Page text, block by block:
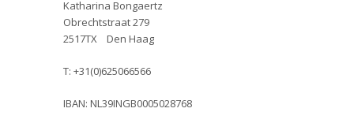
Katharina Bongaertz
Obrechtstraat 279
2517TX Den Haag
T: +31(0)625066566
IBAN: NL39INGB0005028768